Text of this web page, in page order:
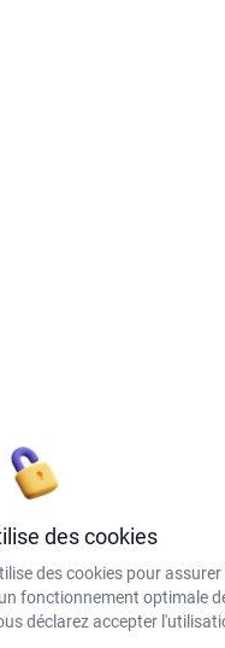
des cookies
des cookies pour assurer
fonctionnement optimale
déclarez accepter